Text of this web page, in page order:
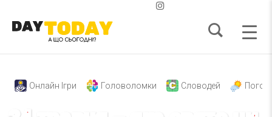
Онлайн Ігри Головоломки Словодей